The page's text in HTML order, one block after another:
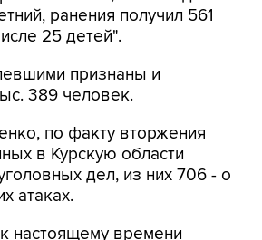
ранения получил 561
25 детей".
признаны и
389 человек.
по факту вторжения
в Курскую области
дел, из них 706 - о
атаках.
настоящему времени